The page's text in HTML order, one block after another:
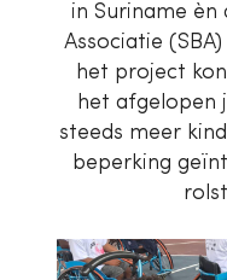
in Suriname èn
Associatie
het project
het afgelopen
steeds meer
beperking